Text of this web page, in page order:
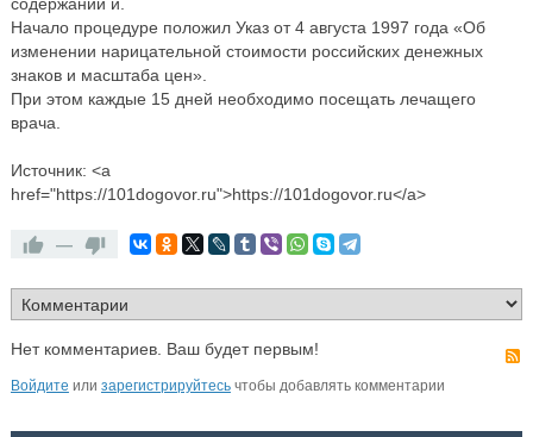
Начало процедуре положил Указ от 4 августа 1997 года «Об
изменении нарицательной стоимости российских денежных
знаков и масштаба цен».
При этом каждые 15 дней необходимо посещать лечащего
врача.
Источник: <a
href="https://101dogovor.ru">https://101dogovor.ru</a>
—
Нет комментариев. Ваш будет первым!
Войдите или зарегистрируйтесьчтобы добавлять комментарии